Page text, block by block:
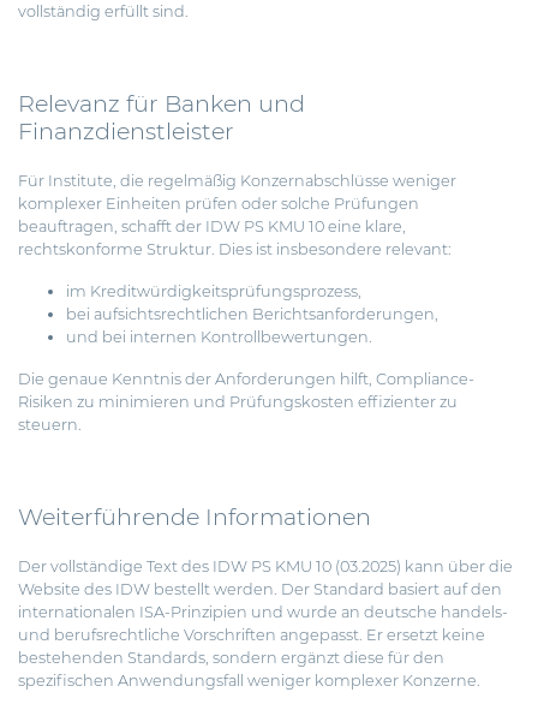
vollständig erfüllt sind.
Relevanz für Banken und
Finanzdienstleister
Für Institute, die regelmäßig Konzernabschlüsse weniger
komplexer Einheiten prüfen oder solche Prüfungen
beauftragen, schafft der IDW PS KMU 10 eine klare,
rechtskonforme Struktur. Dies ist insbesondere relevant:
im Kreditwürdigkeitsprüfungsprozess,
bei aufsichtsrechtlichen Berichtsanforderungen,
und bei internen Kontrollbewertungen.
Die genaue Kenntnis der Anforderungen hilft, Compliance-
Risiken zu minimieren und Prüfungskosten effizienter zu
steuern.
Weiterführende Informationen
Der vollständige Text des IDW PS KMU 10 (03.2025) kann über die
Website des IDW bestellt werden. Der Standard basiert auf den
internationalen ISA-Prinzipien und wurde an deutsche handels-
und berufsrechtliche Vorschriften angepasst. Er ersetzt keine
bestehenden Standards, sondern ergänzt diese für den
spezifischen Anwendungsfall weniger komplexer Konzerne.